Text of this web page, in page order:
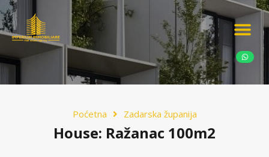
Poćetna Zadarska županija
House: Ražanac 100m2